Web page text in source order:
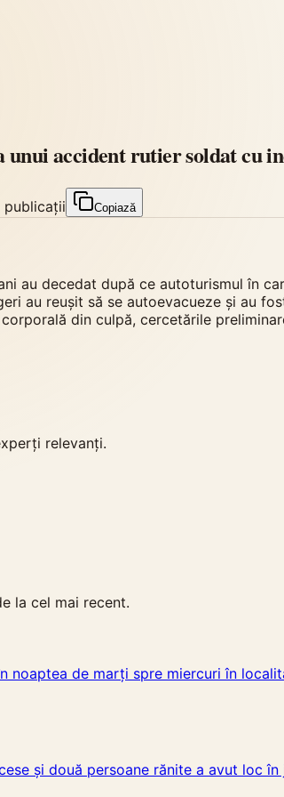
accident rutier soldat cu
publicații Copiază
au decedat după ce autoturismul în
au reușit să se autoevacueze și au
din culpă, cercetările
relevanți.
la cel mai recent.
noaptea de marți spre miercuri în
și două persoane rănite a avut loc